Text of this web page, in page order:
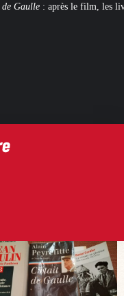
[CINÉMA]De la Comédie-